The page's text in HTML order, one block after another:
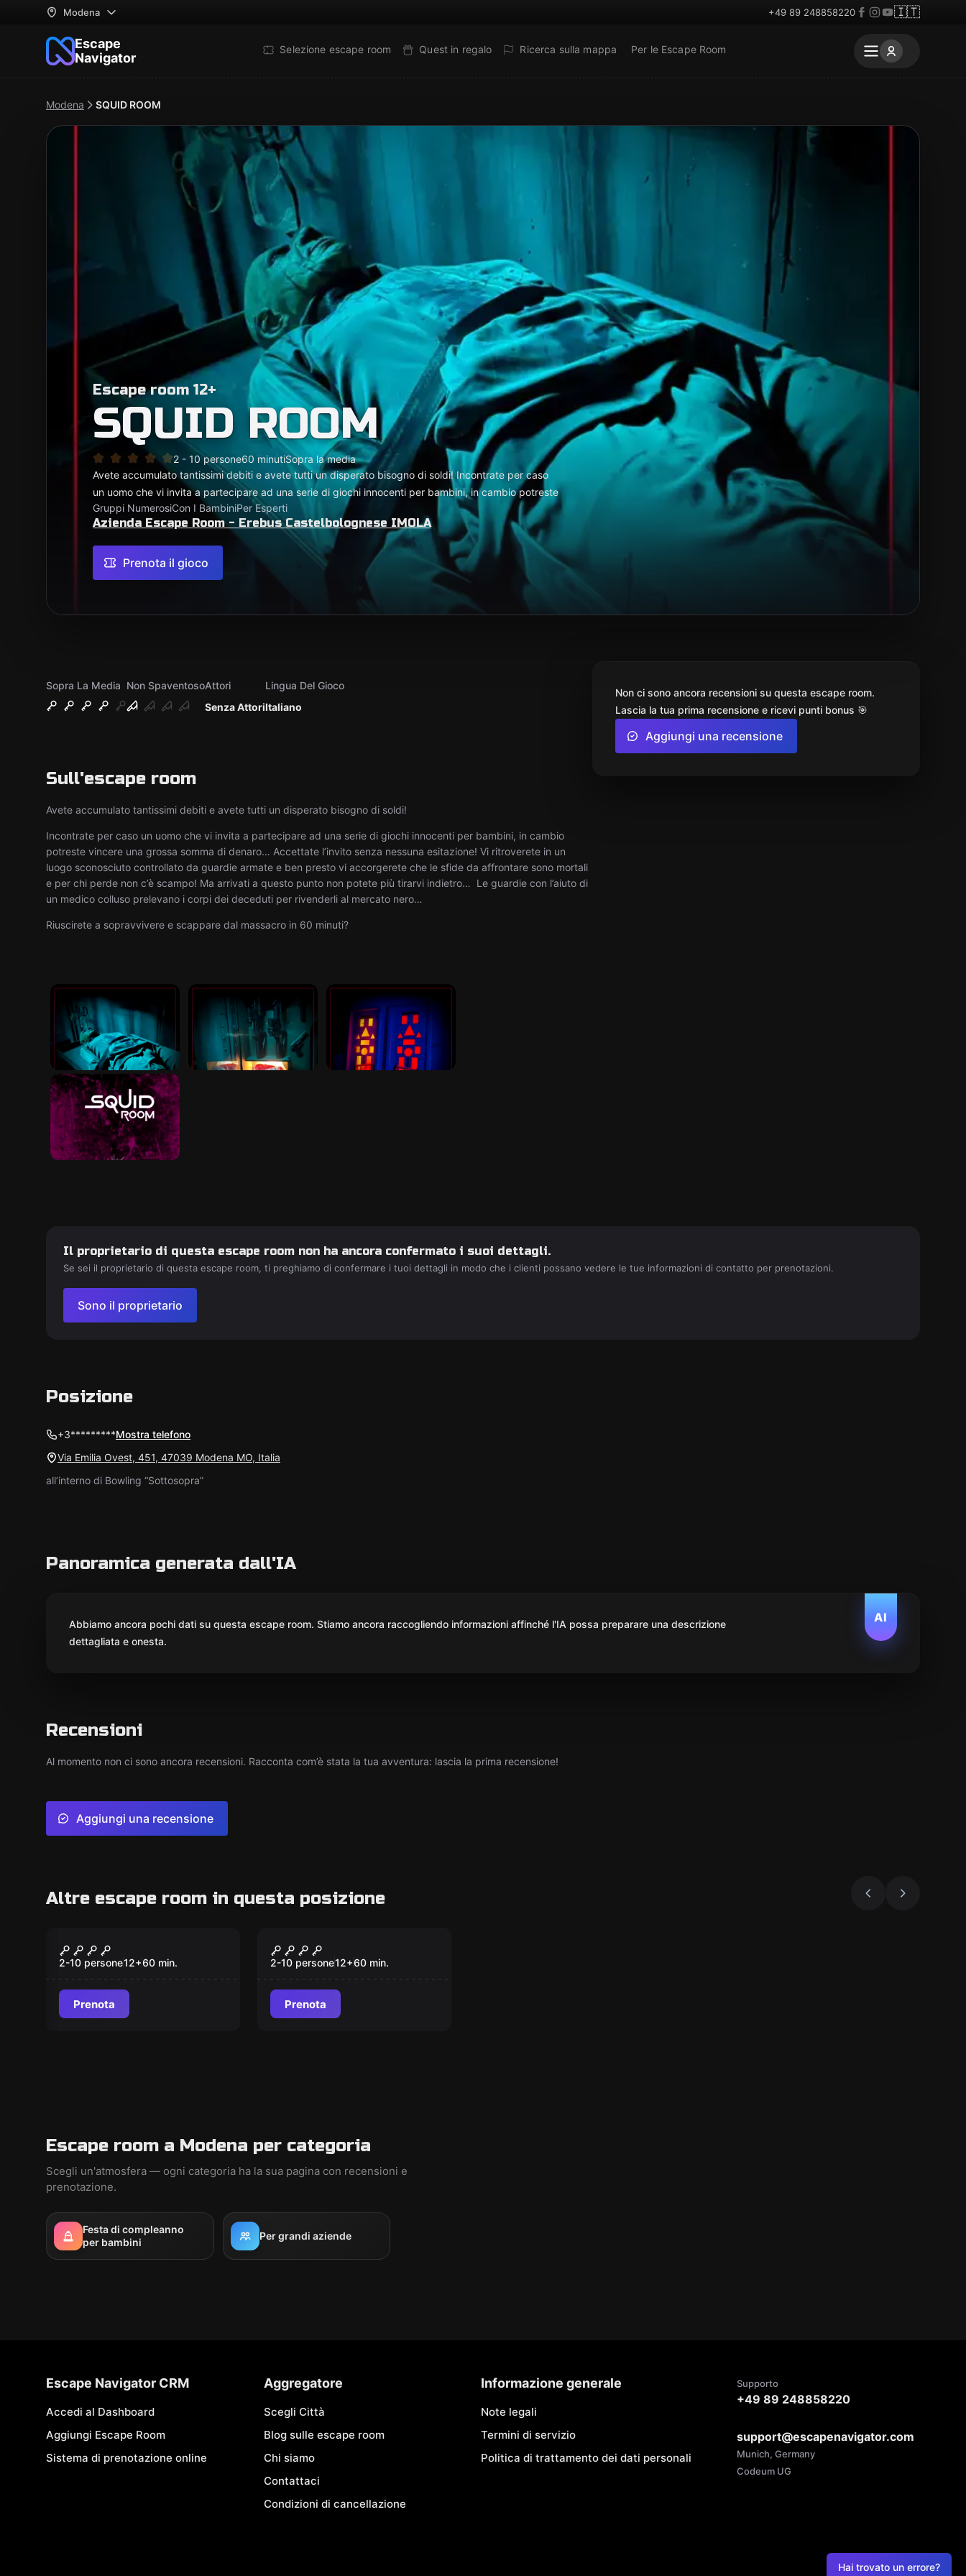
Modena +49 89 248858220 🇮🇹
Escape
Navigator
Selezione escape room Quest in regalo Ricerca sulla mappa Per le Escape Room
Modena SQUID ROOM
Escape room 12+
SQUID ROOM
2 - 10 persone60 minutiSopra la media
Avete accumulato tantissimi debiti e avete tutti un disperato bisogno di soldi! Incontrate per caso
un uomo che vi invita a partecipare ad una serie di giochi innocenti per bambini, in cambio potreste
Gruppi NumerosiCon I BambiniPer Esperti
Azienda Escape Room - Erebus Castelbolognese IMOLA
Prenota il gioco
Sopra La Media Non Spaventoso
Senza Attori
Attori
Italiano
Lingua Del Gioco
Sull'escape room
Avete accumulato tantissimi debiti e avete tutti un disperato bisogno di soldi!
Incontrate per caso un uomo che vi invita a partecipare ad una serie di giochi innocenti per bambini, in cambio
potreste vincere una grossa somma di denaro… Accettate l’invito senza nessuna esitazione! Vi ritroverete in un
luogo sconosciuto controllato da guardie armate e ben presto vi accorgerete che le sfide da affrontare sono mortali
e per chi perde non c’è scampo! Ma arrivati a questo punto non potete più tirarvi indietro… Le guardie con l’aiuto di
un medico colluso prelevano i corpi dei deceduti per rivenderli al mercato nero…
Riuscirete a sopravvivere e scappare dal massacro in 60 minuti?
Non ci sono ancora recensioni su questa escape room.
Lascia la tua prima recensione e ricevi punti bonus 🎯
Aggiungi una recensione
Il proprietario di questa escape room non ha ancora confermato i suoi dettagli.
Se sei il proprietario di questa escape room, ti preghiamo di confermare i tuoi dettagli in modo che i clienti possano vedere le tue informazioni di contatto per prenotazioni.
Sono il proprietario
Posizione
+3*********Mostra telefono
Via Emilia Ovest, 451, 47039 Modena MO, Italia
all’interno di Bowling “Sottosopra”
Panoramica generata dall'IA
AI
Abbiamo ancora pochi dati su questa escape room. Stiamo ancora raccogliendo informazioni affinché l'IA possa preparare una descrizione
dettagliata e onesta.
Recensioni
Al momento non ci sono ancora recensioni. Racconta com’è stata la tua avventura: lascia la prima recensione!
Aggiungi una recensione
Altre escape room in questa posizione
THE GHOST SHIP
2-10 persone12+60 min.
Prenota
CREEPY CIRCUS
2-10 persone12+60 min.
Prenota
Escape room a Modena per categoria
Scegli un'atmosfera — ogni categoria ha la sua pagina con recensioni e
prenotazione.
Festa di compleanno
per bambini
Per grandi aziende
Hai trovato un errore?
Escape Navigator CRM
Accedi al Dashboard
Aggiungi Escape Room
Sistema di prenotazione online
Aggregatore
Scegli Città
Blog sulle escape room
Chi siamo
Contattaci
Condizioni di cancellazione
Informazione generale
Note legali
Termini di servizio
Politica di trattamento dei dati personali
Supporto
+49 89 248858220
support@escapenavigator.com
Munich, Germany
Codeum UG